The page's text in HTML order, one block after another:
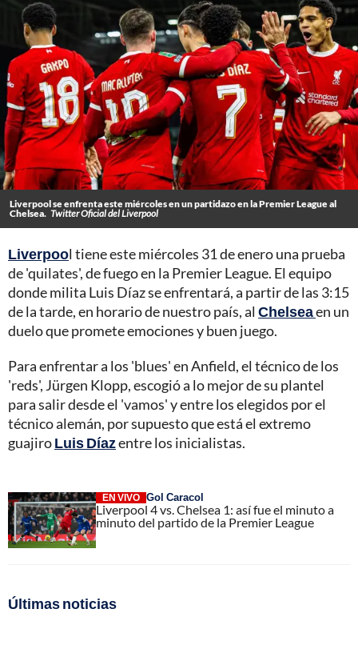
Liverpool se enfrenta este miércoles en un partidazo en la Premier League al
Chelsea. Twitter Oficial del Liverpool
Liverpool tiene este miércoles 31 de enero una prueba
de 'quilates', de fuego en la Premier League. El equipo
donde milita Luis Díaz se enfrentará, a partir de las 3:15
de la tarde, en horario de nuestro país, al Chelseaen un
duelo que promete emociones y buen juego.
Para enfrentar a los 'blues' en Anfield, el técnico de los
'reds', Jürgen Klopp, escogió a lo mejor de su plantel
para salir desde el 'vamos' y entre los elegidos por el
técnico alemán, por supuesto que está el extremo
guajiroLuis Díazentre los inicialistas.
EN VIVO Gol Caracol
Liverpool 4 vs. Chelsea 1: así fue el minuto a
minuto del partido de la Premier League
Últimas noticias